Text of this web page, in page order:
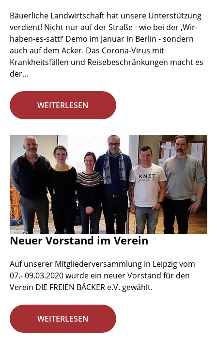
Bäuerliche Landwirtschaft hat unsere Unterstützung
verdient! Nicht nur auf der Straße - wie bei der ‚Wir-
haben-es-satt!‘ Demo im Januar in Berlin - sondern
auch auf dem Acker. Das Corona-Virus mit
Krankheitsfällen und Reisebeschränkungen macht es
der...
WEITERLESEN
Neuer Vorstand im Verein
Auf unserer Mitgliederversammlung in Leipzig vom
07.- 09.03.2020 wurde ein neuer Vorstand für den
Verein DIE FREIEN BÄCKER e.V. gewählt.
WEITERLESEN